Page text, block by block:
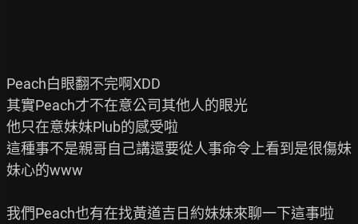
Peach白眼翻不完啊XDD
其實Peach才不在意公司其他人的眼光
他只在意妹妹Plub的感受啦
這種事不是親哥自己講還要從人事命令上看到是很傷妹
妹心的www
我們Peach也有在找黃道吉日約妹妹來聊一下這事啦